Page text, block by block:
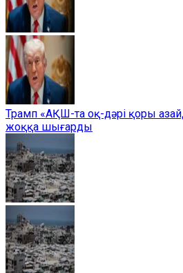
Трамп «АҚШ-та оқ-дәрі қоры
жоққа шығарды